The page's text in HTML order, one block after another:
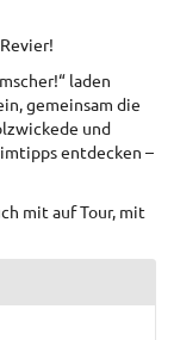
laden
gemeinsam die
und
entdecken –
mit auf Tour, mit